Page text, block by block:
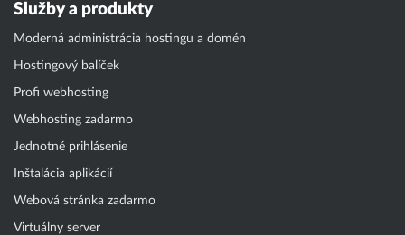
Služby a produkty
Moderná administrácia hostingu a domén
Hostingový balíček
Profi webhosting
Webhosting zadarmo
Jednotné prihlásenie
Inštalácia aplikácií
Webová stránka zadarmo
Virtuálny server